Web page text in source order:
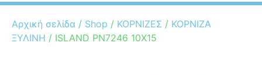
Αρχική σελίδα / Shop / ΚΟΡΝΙΖΕΣ / ΚΟΡΝΙΖΑ
ΞΥΛΙΝΗ / ISLAND PN7246 10X15